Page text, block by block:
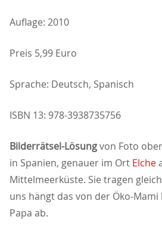
Auflage: 2010
Preis 5,99 Euro
Sprache: Deutsch, Spanisch
ISBN 13: 978-3938735756
Bilderrätsel-Lösungvon Foto
in Spanien, genauer im Ort Elche
Mittelmeerküste. Sie tragen
uns hängt das von der Öko-Mami
Papa ab.